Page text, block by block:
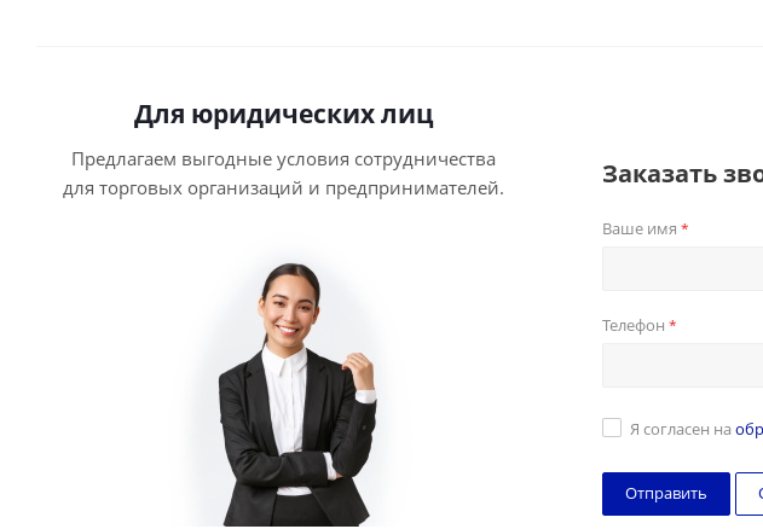
Для юридических лиц
Предлагаем выгодные условия сотрудничества
для торговых организаций и предпринимателей.
Заказать
Ваше имя *
Телефон *
Я согласен на